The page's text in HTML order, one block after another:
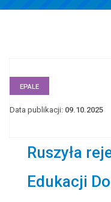
EPALE
Data publikacji: 09.10.2025
Ruszyła
Edukacji